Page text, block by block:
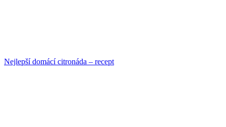
Nejlepší domácí citronáda –⁠ recept